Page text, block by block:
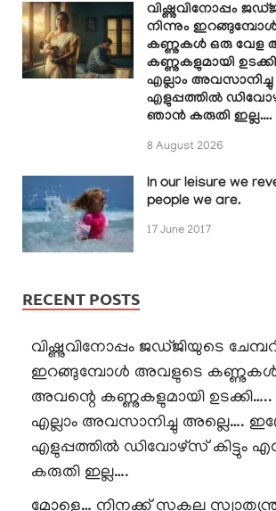
വിഷ്ണുവിനോപ്പം
നിന്നും
കണ്ണുകൾ ഒരു വേള
കണ്ണുകളുമായി
എല്ലാം അവസാനിച്ചു
എളുപ്പത്തിൽ
ഞാൻ കരുതി ഇല്ല….
8 August 2026
In our leisure we
people we are.
17 June 2017
RECENT POSTS
വിഷ്ണുവിനോപ്പം ജഡ്ജിയുടെ
ഇറങ്ങുമ്പോൾ അവളുടെ കണ്ണുകൾ
അവന്റെ കണ്ണുകളുമായി
എല്ലാം അവസാനിച്ചു അല്ലെ….
എളുപ്പത്തിൽ ഡിവോഴ്സ് കിട്ടും
കരുതി ഇല്ല….
മോളെ… നിനക്ക് സകല